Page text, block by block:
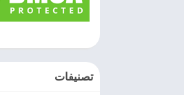
تصنيفات